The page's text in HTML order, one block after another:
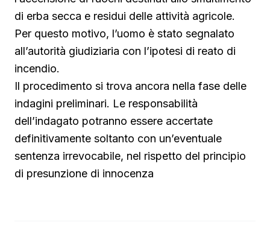
di erba secca e residui delle attività agricole.
Per questo motivo, l’uomo è stato segnalato
all’autorità giudiziaria con l’ipotesi di reato di
incendio.
Il procedimento si trova ancora nella fase delle
indagini preliminari. Le responsabilità
dell’indagato potranno essere accertate
definitivamente soltanto con un’eventuale
sentenza irrevocabile, nel rispetto del principio
di presunzione di innocenza